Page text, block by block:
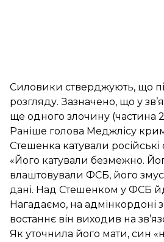
Силовики стверджують, що
розгляду. Зазначено, що у
ще одного злочину (частина 2
Раніше голова Меджлісу
Стешенка катували
«Його катували безмежно.
влаштовували ФСБ, його
дані. Над Стешенком у ФСБ
Нагадаємо, на адмінкордоні
востаннє він виходив на
Як уточнила його мати, син